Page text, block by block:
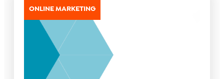
ONLINE MARKETING